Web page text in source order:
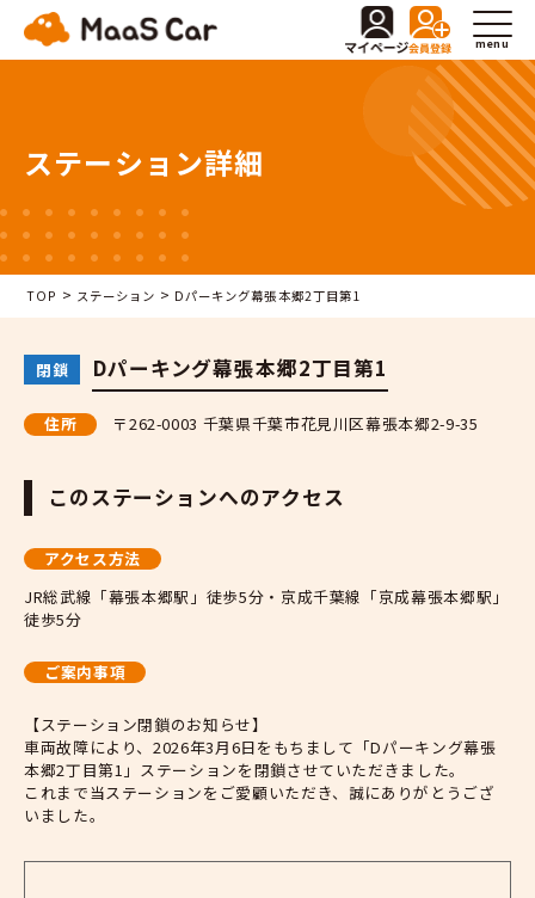
menu
ステーション詳細
TOP > ステーション > Dパーキング幕張本郷2丁目第1
閉鎖 Dパーキング幕張本郷2丁目第1
住所 〒262-0003 千葉県千葉市花見川区幕張本郷2-9-35
このステーションへのアクセス
アクセス方法
JR総武線「幕張本郷駅」徒歩5分・京成千葉線「京成幕張本郷駅」
徒歩5分
ご案内事項
【ステーション閉鎖のお知らせ】
車両故障により、2026年3月6日をもちまして「Dパーキング幕張
本郷2丁目第1」ステーションを閉鎖させていただきました。
これまで当ステーションをご愛顧いただき、誠にありがとうござ
いました。